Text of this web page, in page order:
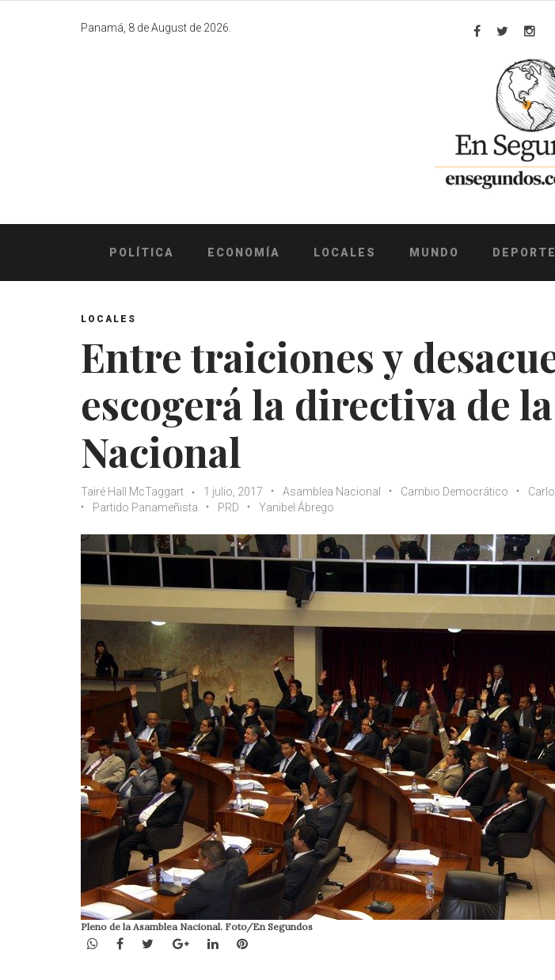
Panamá, 8 de August de 2026.
Facebook
Twitter
POLÍTICA ECONOMÍA LOCALES MUNDO
LOCALES
Entre traiciones y
escogerá la directiva de
Nacional
Tairé Hall McTaggart 1 julio, 2017 Asamblea Nacional Cambio Democrático
Partido Panameñista
PRD Yanibel Ábrego
Pleno de la Asamblea Nacional. Foto/En Segundos
WhatsApp
Facebook
TwitterGoogle+LinkedInPinterest